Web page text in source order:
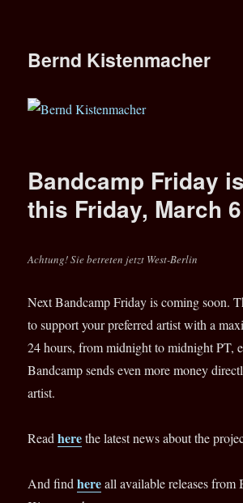
Bernd Kistenmacher
Bandcamp Friday
this Friday, March 6
Achtung! Sie betreten jetzt West-Berlin
Next Bandcamp Friday is coming soon.
to support your preferred artist with a
24 hours, from midnight to midnight PT,
Bandcamp sends even more money
artist.
Readherethe latest news about the
And findhereall available releases from